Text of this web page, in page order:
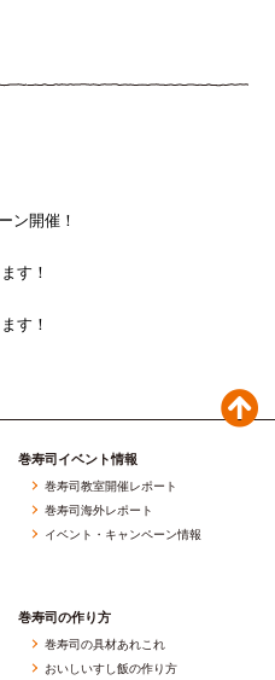
ン開催！
す！
す！
巻寿司イベント情報
巻寿司教室開催レポート
巻寿司海外レポート
イベント・キャンペーン情報
巻寿司の作り方
巻寿司の具材あれこれ
おいしいすし飯の作り方